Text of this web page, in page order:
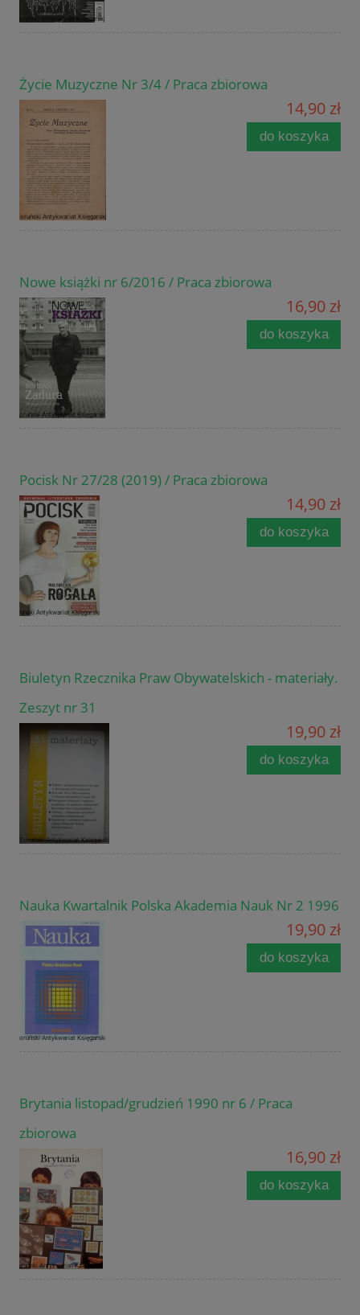
Życie Muzyczne Nr 3/4 / Praca zbiorowa
14,90 zł
do koszyka
Nowe książki nr 6/2016 / Praca zbiorowa
16,90 zł
do koszyka
Pocisk Nr 27/28 (2019) / Praca zbiorowa
14,90 zł
do koszyka
Biuletyn Rzecznika Praw Obywatelskich - materiały.
Zeszyt nr 31
19,90 zł
do koszyka
Nauka Kwartalnik Polska Akademia Nauk Nr 2 1996
19,90 zł
do koszyka
Brytania listopad/grudzień 1990 nr 6 / Praca
zbiorowa
16,90 zł
do koszyka